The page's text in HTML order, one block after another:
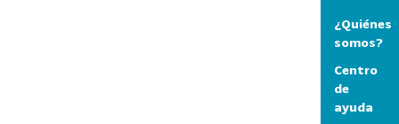
¿Quiénes
somos?
Centro
de
ayuda